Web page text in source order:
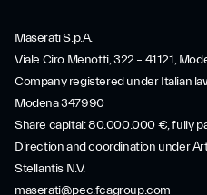
Maserati S.p.A.
Viale Ciro Menotti, 322 – 41121,
Company registered under Italian
Modena 347990
Share capital: 80.000.000 €, fully
Direction and coordination under
Stellantis N.V.
maserati@pec.fcagroup.com